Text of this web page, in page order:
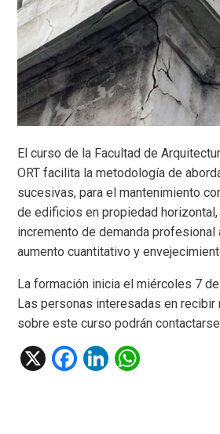
El curso de la Facultad de
ORT facilita la metodología de
sucesivas, para el mantenimiento
de edificios en propiedad
incremento de demanda
aumento cuantitativo y
La formación inicia el miércoles 7
Las personas interesadas en recibir
sobre este curso podrán
X
F
Li